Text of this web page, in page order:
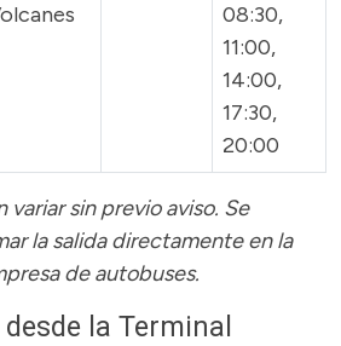
08:30,
11:00,
14:00,
17:30,
20:00
variar sin previo aviso. Se
la salida directamente en la
de autobuses.
la Terminal